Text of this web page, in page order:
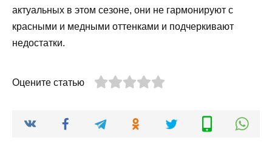
актуальных в этом сезоне, они не гармонируют с
красными и медными оттенками и подчеркивают
недостатки.
Оцените статью